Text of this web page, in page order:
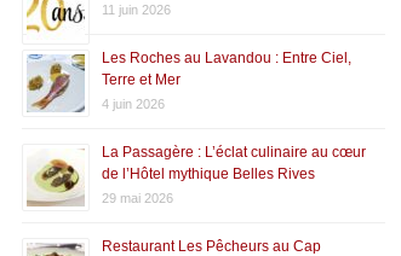
11 juin 2026
Les Roches au Lavandou : Entre Ciel,
Terre et Mer
4 juin 2026
La Passagère : L’éclat culinaire au cœur
de l’Hôtel mythique Belles Rives
29 mai 2026
Restaurant Les Pêcheurs au Cap